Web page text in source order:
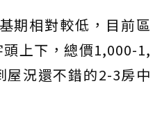
期相對較低，目前區
上下，總價1,000-1,
屋況還不錯的2-3房中